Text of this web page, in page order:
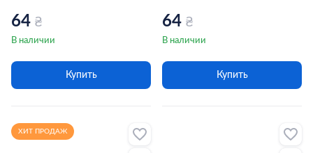
64 ₴
В наличии
Купить
64 ₴
В наличии
Купить
ХИТ ПРОДАЖ